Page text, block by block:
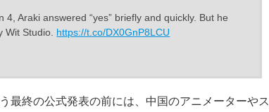
Araki answered “yes” briefly and quickly. But he
Wit Studio. https://t.co/DX0GnP8LCU
最終の公式発表の前には、中国のアニメーターやス